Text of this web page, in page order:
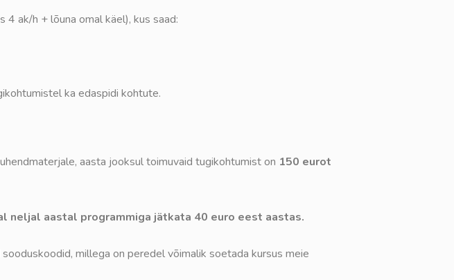
4 ak/h + lõuna omal käel), kus saad:
ka edaspidi kohtute.
aasta jooksul toimuvaid tugikohtumist on 150 eurot
neljal aastal programmiga jätkata 40 euro eest aastas.
millega on peredel võimalik soetada kursus meie